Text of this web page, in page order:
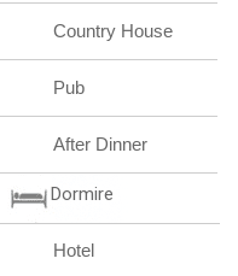
Country House
Pub
After Dinner
Dormire
Hotel